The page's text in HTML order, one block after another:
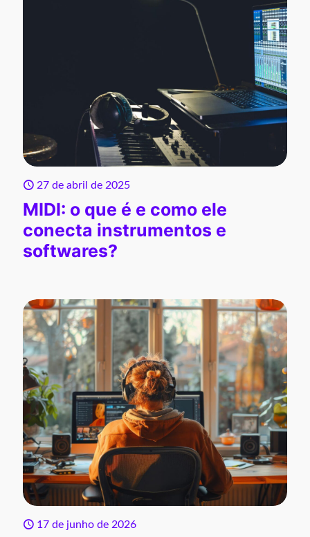
27 de abril de 2025
MIDI: o que é e como ele
conecta instrumentos e
softwares?
17 de junho de 2026